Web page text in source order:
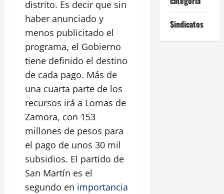
distrito. Es decir que sin
haber anunciado y
menos publicitado el
programa, el Gobierno
tiene definido el destino
de cada pago. Más de
una cuarta parte de los
recursos irá a Lomas de
Zamora, con 153
millones de pesos para
el pago de unos 30 mil
subsidios. El partido de
San Martín es el
segundo en importancia
Sindicatos